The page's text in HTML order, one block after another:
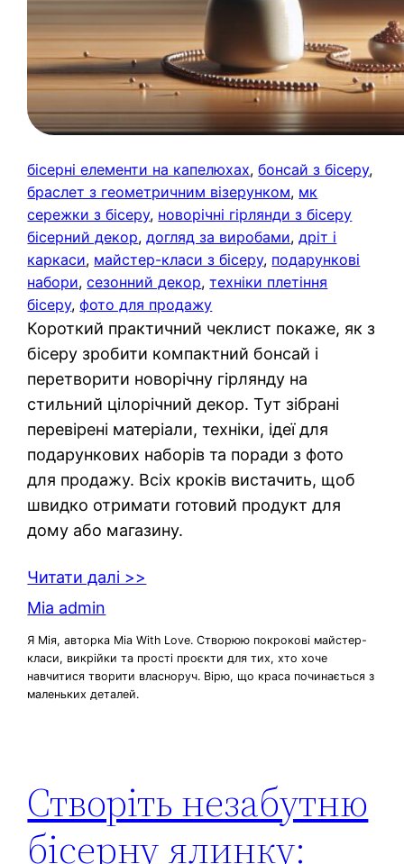
бісерні елементи на капелюхах, бонсай з бісеру
браслет з геометричним візерунком, мк
сережки з бісеру, новорічні гірлянди з бісеру
бісерний декор, догляд за виробами, дріт і
каркаси, майстер-класи з бісеру, подарункові
набори, сезонний декор, техніки плетіння
бісеру, фото для продажу
Короткий практичний чеклист покаже, як з
бісеру зробити компактний бонсай і
перетворити новорічну гірлянду на
стильний цілорічний декор. Тут зібрані
перевірені матеріали, техніки, ідеї для
подарункових наборів та поради з фото
для продажу. Всіх кроків вистачить, щоб
швидко отримати готовий продукт для
дому або магазину.
Читати далі >>
Mia admin
Я Мія, авторка Mia With Love. Створюю покрокові майстер-
класи, викрійки та прості проєкти для тих, хто хоче
навчитися творити власноруч. Вірю, що краса починається з
маленьких деталей.
Створіть незабутню
бісерну ялинку: